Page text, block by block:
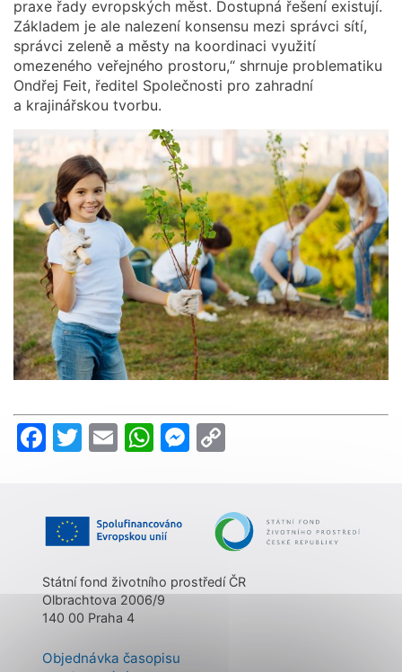
praxe řady evropských měst. Dostupná řešení existují.
Základem je ale nalezení konsensu mezi správci sítí,
správci zeleně a městy na koordinaci využití
omezeného veřejného prostoru,“ shrnuje problematiku
Ondřej Feit, ředitel Společnosti pro zahradní
a krajinářskou tvorbu.
Facebook
Twitter
EmailWhatsApp
Messenger
Státní fond životního prostředí ČR
Olbrachtova 2006/9
140 00 Praha 4
Objednávka časopisu